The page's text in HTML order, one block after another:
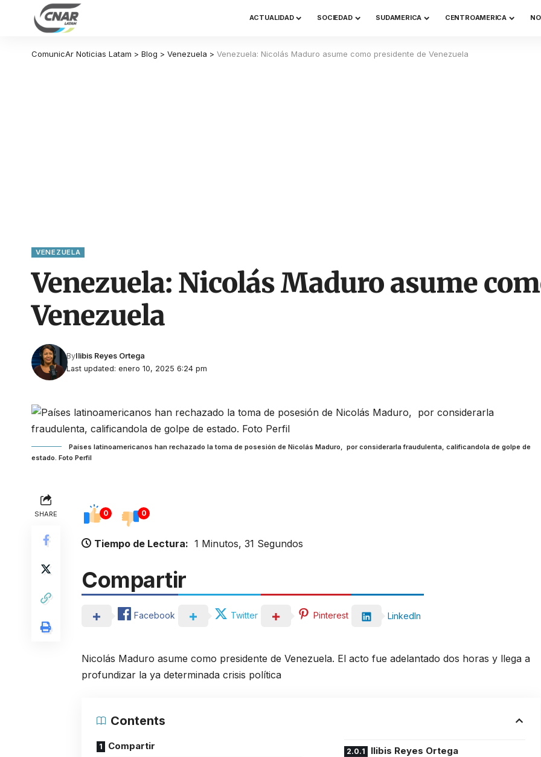
ACTUALIDAD SOCIEDAD SUDAMERICA CENTROAMERICA
ComunicAr Noticias Latam > Blog > Venezuela > Venezuela: Nicolás Maduro asume como presidente de Venezuela
VENEZUELA
Venezuela: Nicolás Maduro asume
Venezuela
Last updated: enero 10, 2025 6:24 pm
ByIlibis Reyes Ortega
Países latinoamericanos han rechazado la toma de posesión de Nicolás Maduro, por considerarla fraudulenta, calificandola de golpe de
estado. Foto Perfil
SHARE 0 0
Tiempo de Lectura: 1 Minutos, 31 Segundos
Compartir
Facebook Twitter Pinterest LinkedIn
Nicolás Maduro asume como presidente de Venezuela. El acto fue adelantado dos horas y llega a
profundizar la ya determinada crisis política
Contents
Compartir
Ilibis Reyes Ortega